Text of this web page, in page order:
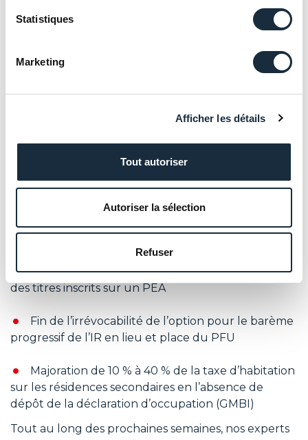
Statistiques
Marketing
Afficher les détails
Tout autoriser
Autoriser la sélection
Refuser
CDHR (contribution différentielle sur les hauts
revenus), notamment en présence de revenus
Durcissement du dispositif de report
dans le cadre d’un apport-cession
Durcissement des conditions d’accès au régime
Dutreil pour les transmissions de sociétés et
Aménagement de la réforme des
management packages, notamment quant au sort
des titres inscrits sur un PEA
Fin de l’irrévocabilité de l’option pour le barème
progressif de l’IR en lieu et place du PFU
Majoration de 10 % à 40 % de la taxe d’habitation
sur les résidences secondaires en l’absence de
dépôt de la déclaration d’occupation (GMBI)
Tout au long des prochaines semaines, nos experts